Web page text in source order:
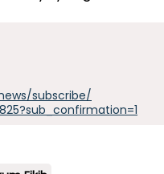
subscribe/